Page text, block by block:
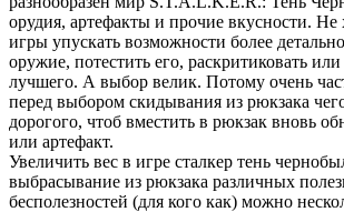
орудия, артефакты и прочие вкусности. Не
игры упускать возможности более
оружие, потестить его, раскритиковать или
лучшего. А выбор велик. Потому очень
перед выбором скидывания из рюкзака
дорогого, чтоб вместить в рюкзак вновь
или артефакт.
Увеличить вес в игре сталкер тень
выбрасывание из рюкзака различных
бесполезностей (для кого как) можно